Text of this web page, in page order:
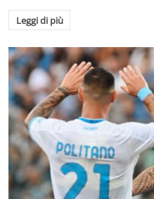
Leggi di più